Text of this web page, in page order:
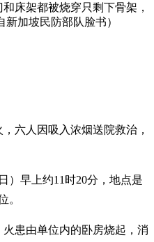
床架都被烧穿只剩下骨架，
加坡民防部队脸书）
六人因吸入浓烟送院救治，
）早上约11时20分，地点是
。
患由单位内的卧房烧起，消